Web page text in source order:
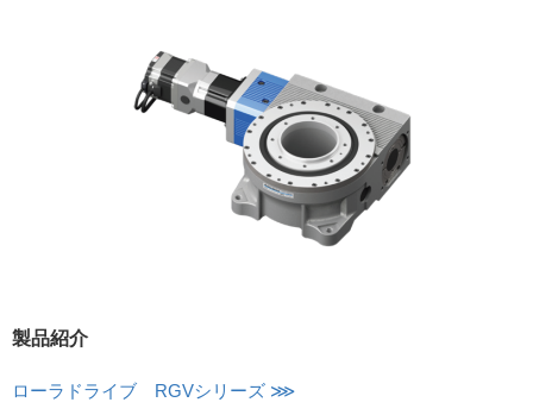
製品紹介
ローラドライブ RGVシリーズ ⋙